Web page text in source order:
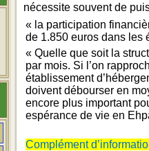
nécessite souvent de
« la participation
de 1.850 euros dans les
« Quelle que soit la
par mois. Si l’on
établissement
doivent débourser en
encore plus important
espérance de vie en
Complément